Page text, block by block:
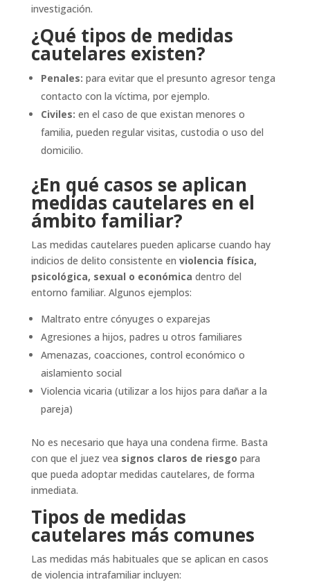
investigación.
¿Qué tipos de medidas
cautelares existen?
Penales: para evitar que el presunto agresor tenga
contacto con la víctima, por ejemplo.
Civiles: en el caso de que existan menores o
familia, pueden regular visitas, custodia o uso del
domicilio.
¿En qué casos se aplican
medidas cautelares en el
ámbito familiar?
Las medidas cautelares pueden aplicarse cuando hay
indicios de delito consistente en violencia física,
psicológica, sexual o económica dentro del
entorno familiar. Algunos ejemplos:
Maltrato entre cónyuges o exparejas
Agresiones a hijos, padres u otros familiares
Amenazas, coacciones, control económico o
aislamiento social
Violencia vicaria (utilizar a los hijos para dañar a la
pareja)
No es necesario que haya una condena firme. Basta
con que el juez vea signos claros de riesgo para
que pueda adoptar medidas cautelares, de forma
inmediata.
Tipos de medidas
cautelares más comunes
Las medidas más habituales que se aplican en casos
de violencia intrafamiliar incluyen: